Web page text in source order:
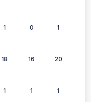
1 0 1
18 16 20
1 1 1